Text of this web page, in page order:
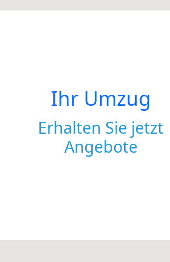
Ihr Umzug
Erhalten Sie jetzt
Angebote